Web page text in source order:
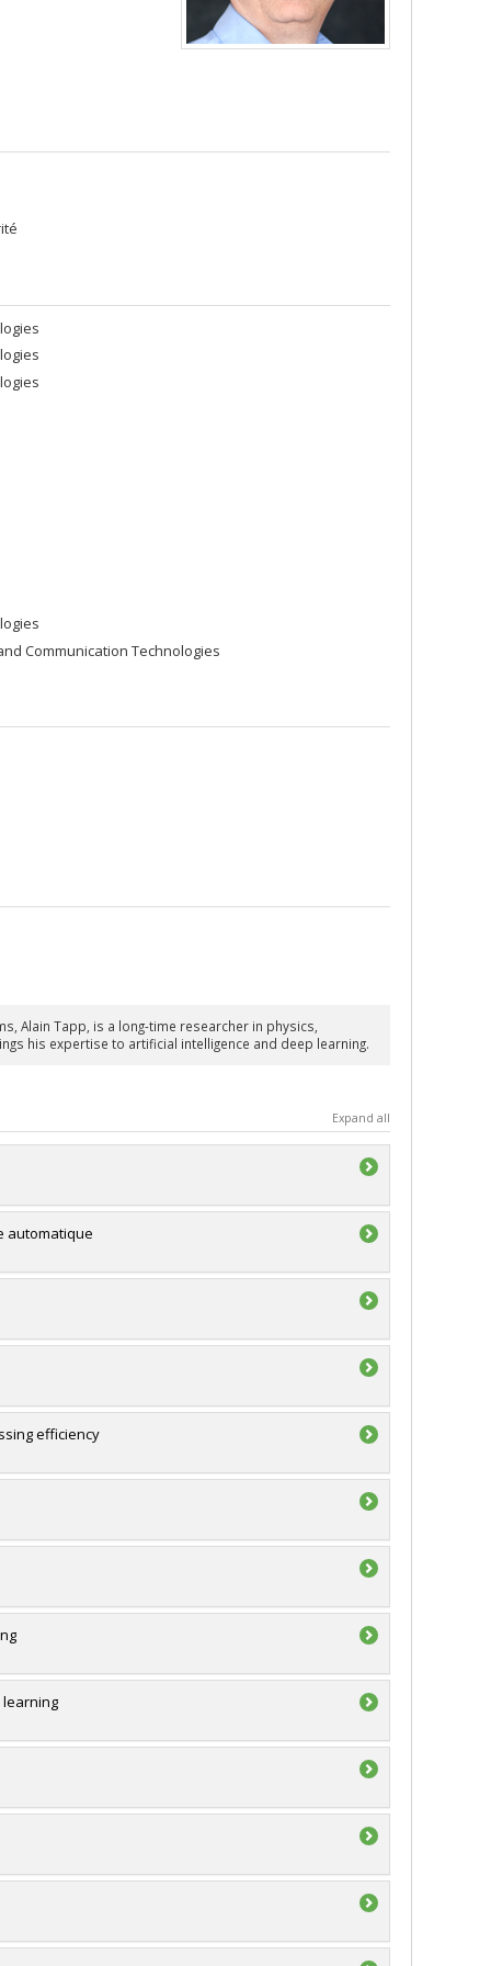
Communication Technologies
Alain Tapp, is a long-time researcher in physics,
his expertise to artificial intelligence and deep learning.
Expand all
automatique
efficiency
learning